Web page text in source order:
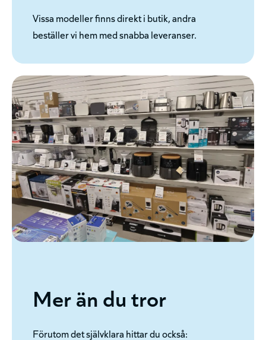
Vissa modeller finns direkt i butik, andra
beställer vi hem med snabba leveranser.
Mer än du tror
Förutom det självklara hittar du också: